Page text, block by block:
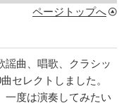
ページトップへ
謡曲、唱歌、クラシッ
セレクトしました。
一度は演奏してみたい